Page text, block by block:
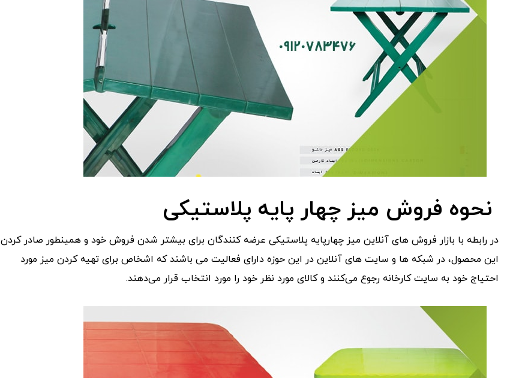
نحوه فروش میز چهار پایه پلاستیکی
در رابطه با بازار فروش های آنلاین میز چهارپایه پلاستیکی عرضه کنندگان برای بیشتر شدن فروش خود و همینطور صادر کردن
این محصول، در شبکه ها و سایت های آنلاین در این حوزه دارای فعالیت می باشند که اشخاص برای تهیه کردن میز مورد
احتیاج خود به سایت کارخانه رجوع می‌کنند و کالای مورد نظر خود را مورد انتخاب قرار می‌دهند.